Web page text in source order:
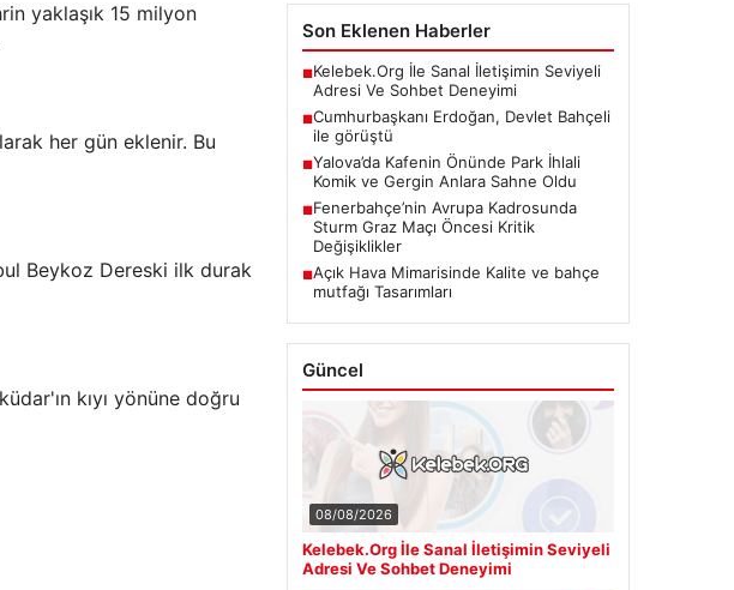
yaklaşık 15 milyon
her gün eklenir. Bu
Beykoz Dereski ilk durak
kıyı yönüne doğru
Son Eklenen Haberler
■Kelebek.Org İle Sanal İletişimin Seviyeli
Adresi Ve Sohbet Deneyimi
■Cumhurbaşkanı Erdoğan, Devlet Bahçeli
ile görüştü
■Yalova’da Kafenin Önünde Park İhlali
Komik ve Gergin Anlara Sahne Oldu
■Fenerbahçe’nin Avrupa Kadrosunda
Sturm Graz Maçı Öncesi Kritik
Değişiklikler
■Açık Hava Mimarisinde Kalite ve bahçe
mutfağı Tasarımları
Güncel
08/08/2026
Kelebek.Org İle Sanal İletişimin Seviyeli
Adresi Ve Sohbet Deneyimi